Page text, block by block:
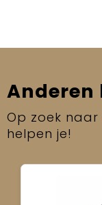
Anderen
Op zoek naar
helpen je!